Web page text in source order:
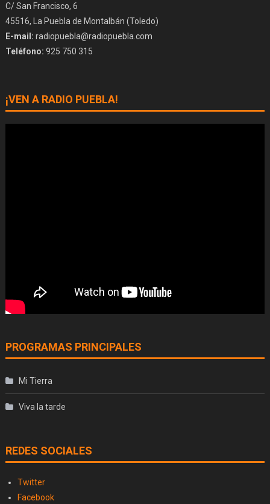
C/ San Francisco, 6
45516, La Puebla de Montalbán (Toledo)
E-mail: radiopuebla@radiopuebla.com
Teléfono: 925 750 315
¡VEN A RADIO PUEBLA!
PROGRAMAS PRINCIPALES
Mi Tierra
Viva la tarde
REDES SOCIALES
Twitter
Facebook